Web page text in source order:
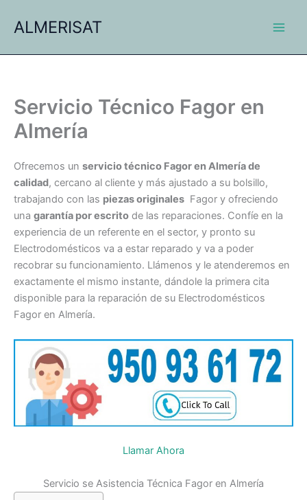
ALMERISAT
Servicio Técnico Fagor en
Almería
Ofrecemos un servicio técnico Fagor en Almería de
calidad, cercano al cliente y más ajustado a su bolsillo,
trabajando con las piezas originales Fagor y ofreciendo
una garantía por escrito de las reparaciones. Confíe en la
experiencia de un referente en el sector, y pronto su
Electrodomésticos va a estar reparado y va a poder
recobrar su funcionamiento. Llámenos y le atenderemos en
exactamente el mismo instante, dándole la primera cita
disponible para la reparación de su Electrodomésticos
Fagor en Almería.
Llamar Ahora
Servicio se Asistencia Técnica Fagor en Almería